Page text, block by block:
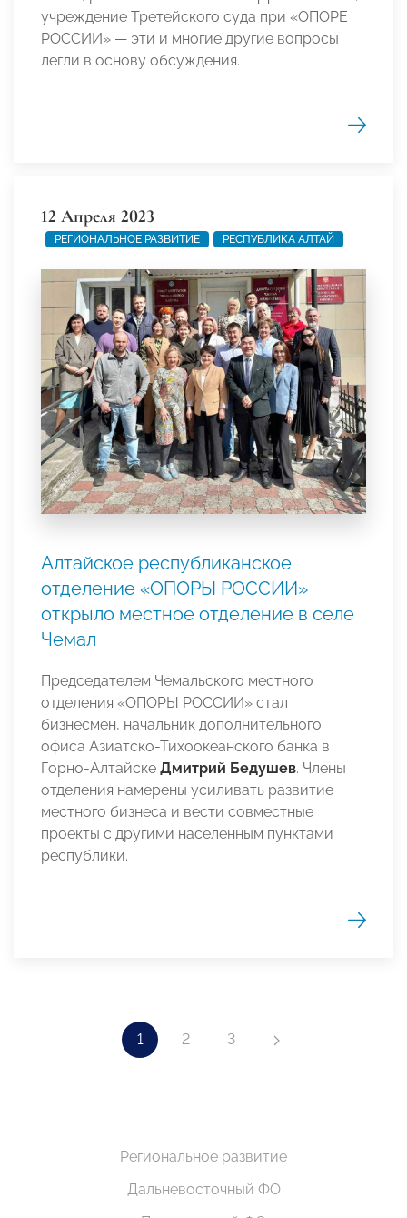
учреждение Третейского суда при «ОПОРЕ
РОССИИ» — эти и многие другие вопросы
легли в основу обсуждения.
12 Апреля 2023
РЕГИОНАЛЬНОЕ РАЗВИТИЕ РЕСПУБЛИКА АЛТАЙ
Алтайское республиканское
отделение «ОПОРЫ РОССИИ»
открыло местное отделение в селе
Чемал
Председателем Чемальского местного
отделения «ОПОРЫ РОССИИ» стал
бизнесмен, начальник дополнительного
офиса Азиатско-Тихоокеанского банка в
Горно-Алтайске Дмитрий Бедушев. Члены
отделения намерены усиливать развитие
местного бизнеса и вести совместные
проекты с другими населенным пунктами
республики.
1 2 3
Региональное развитие
Дальневосточный ФО